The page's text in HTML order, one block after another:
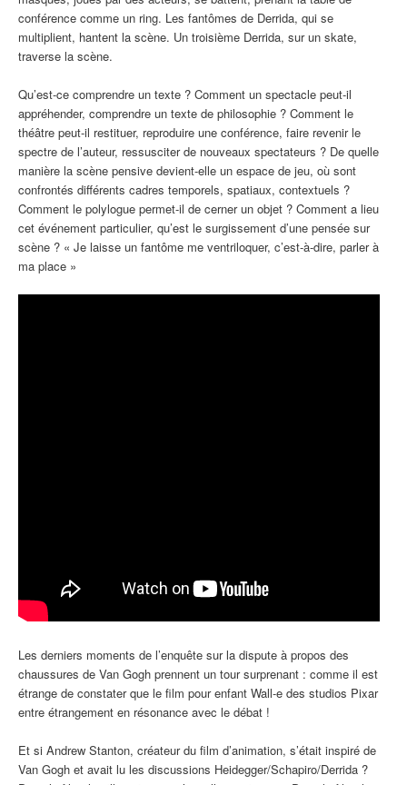
conférence comme un ring. Les fantômes de Derrida, qui se
multiplient, hantent la scène. Un troisième Derrida, sur un skate,
traverse la scène.
Qu’est-ce comprendre un texte ? Comment un spectacle peut-il
appréhender, comprendre un texte de philosophie ? Comment le
théâtre peut-il restituer, reproduire une conférence, faire revenir le
spectre de l’auteur, ressusciter de nouveaux spectateurs ? De quelle
manière la scène pensive devient-elle un espace de jeu, où sont
confrontés différents cadres temporels, spatiaux, contextuels ?
Comment le polylogue permet-il de cerner un objet ? Comment a lieu
cet événement particulier, qu’est le surgissement d’une pensée sur
scène ? « Je laisse un fantôme me ventriloquer, c’est-à-dire, parler à
ma place »
Les derniers moments de l’enquête sur la dispute à propos des
chaussures de Van Gogh prennent un tour surprenant : comme il est
étrange de constater que le film pour enfant Wall-e des studios Pixar
entre étrangement en résonance avec le débat !
Et si Andrew Stanton, créateur du film d’animation, s’était inspiré de
Van Gogh et avait lu les discussions Heidegger/Schapiro/Derrida ?